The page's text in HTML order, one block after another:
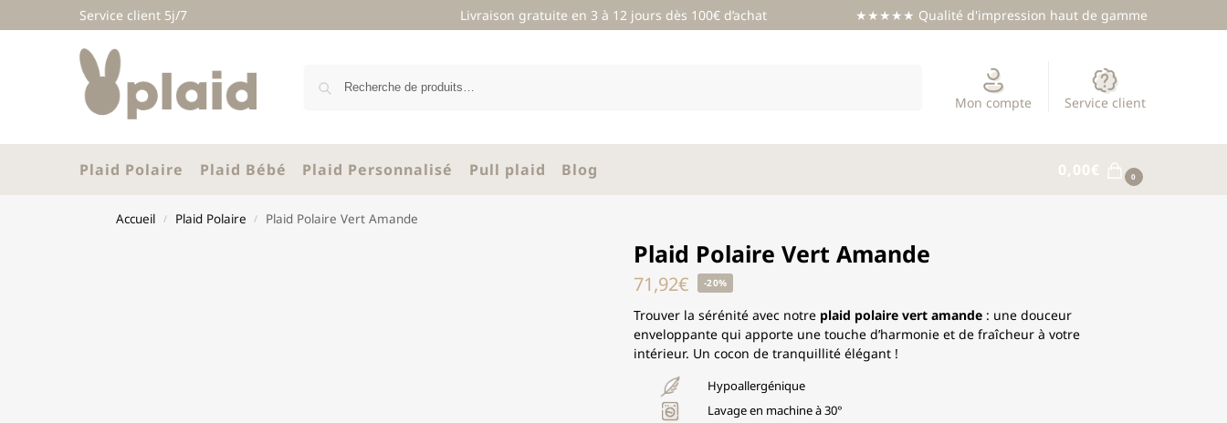
Service client 5j/7 Livraison gratuite en 3 à 12 jours dès 100€ d’achat ★★★★★ Qualité d'impression haut de gamme
Mon compte Service client
Plaid Polaire Plaid Bébé Plaid Personnalisé Pull plaid Blog 0,00€ 0
Accueil / Plaid Polaire / Plaid Polaire Vert Amande
Plaid Polaire Vert Amande
71,92€ -20%
Trouver la sérénité avec notre plaid polaire vert amande: une douceur
enveloppante qui apporte une touche d’harmonie et de fraîcheur à votre
intérieur. Un cocon de tranquillité élégant !
Hypoallergénique
Lavage en machine à 30°